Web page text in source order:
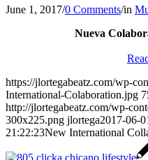
June 1, 2017/0 Comments/in
Nueva
https://jlortegabeatz.com/wp-
International-Colaboration.jpg
http://jlortegabeatz.com/wp-
300x225.png jlortega2017-06-
21:22:23New International